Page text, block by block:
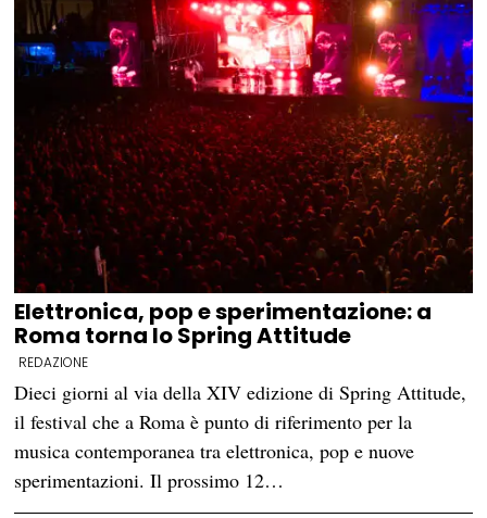
Elettronica, pop e sperimentazione: a
Roma torna lo Spring Attitude
REDAZIONE
Dieci giorni al via della XIV edizione di Spring Attitude,
il festival che a Roma è punto di riferimento per la
musica contemporanea tra elettronica, pop e nuove
sperimentazioni. Il prossimo 12…